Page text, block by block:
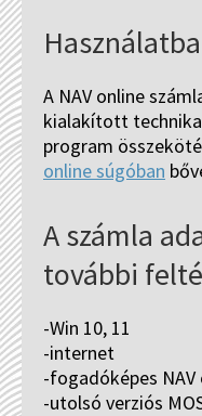
A NAV online
kialakított
program
online súgóban
A számla
további
-Win 10, 11
-internet
-fogadóképes
-utolsó verziós